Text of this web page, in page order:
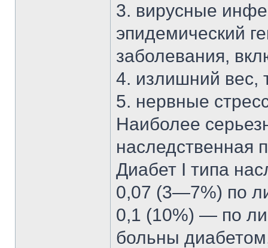
3. вирусные
эпидемический
заболевания,
4. излишний вес,
5. нервные
Наиболее
наследственная
Диабет I типа
0,07 (3—7%) по
0,1 (10%) — по
больны